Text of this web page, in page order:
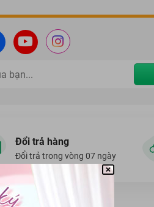
Đổi trả hàng
Đổi trả trong vòng 07 ngày